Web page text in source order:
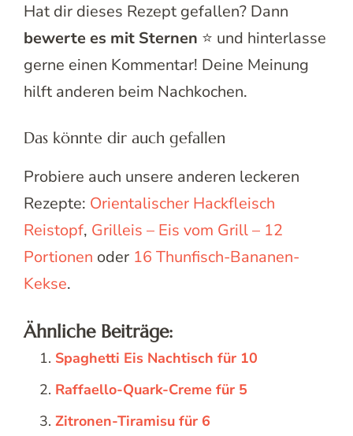
Hat dir dieses Rezept gefallen? Dann
bewerte es mit Sternen ⭐ und hinterlasse
gerne einen Kommentar! Deine Meinung
hilft anderen beim Nachkochen.
Das könnte dir auch gefallen
Probiere auch unsere anderen leckeren
Rezepte: Orientalischer Hackfleisch
Reistopf, Grilleis – Eis vom Grill – 12
Portionen oder 16 Thunfisch-Bananen-
Kekse.
Ähnliche Beiträge:
Spaghetti Eis Nachtisch für 10
Raffaello-Quark-Creme für 5
Zitronen-Tiramisu für 6